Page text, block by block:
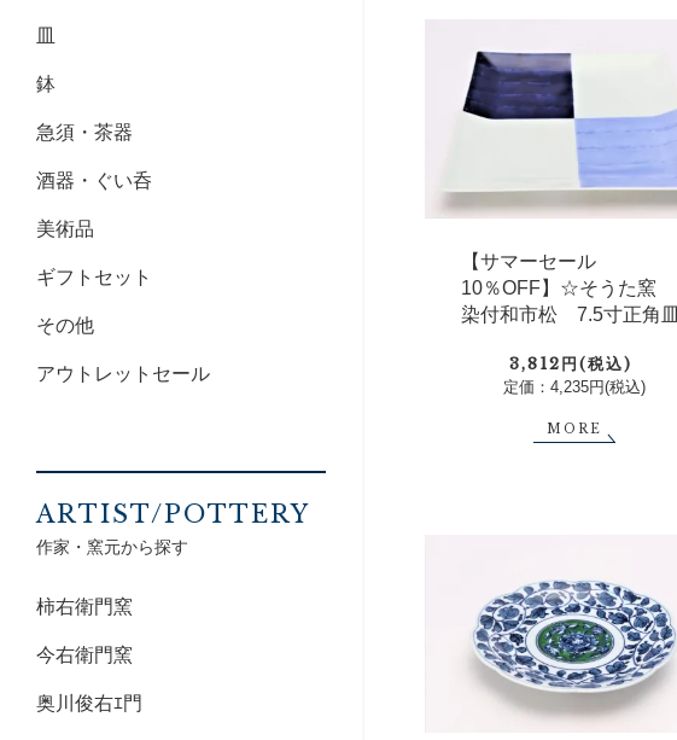
【サマーセール
10％OFF】☆そうた窯
染付和市松 7.5寸正角皿
3,812円(税込)
定価：4,235円(税込)
MORE
皿
鉢
急須・茶器
酒器・ぐい呑
美術品
ギフトセット
その他
アウトレットセール
ARTIST/POTTERY
作家・窯元から探す
柿右衛門窯
今右衛門窯
奥川俊右ｴ門